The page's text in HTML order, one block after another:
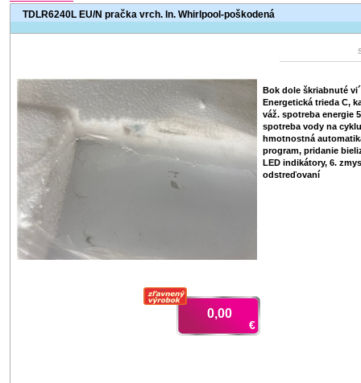
Whirlpool
Zanussi
TDLR6240L EU/N pračka vrch. ln. Whirlpool-poškodená
Bok dole škriabnuté
Energetická trieda C,
váž. spotreba energie
spotreba vody na
hmotnostná
program, pridanie
LED indikátory, 6.
odstreďovaní
0,00
€
Zľavnený
výrobok